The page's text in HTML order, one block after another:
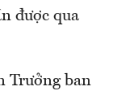
được qua
Trưởng ban